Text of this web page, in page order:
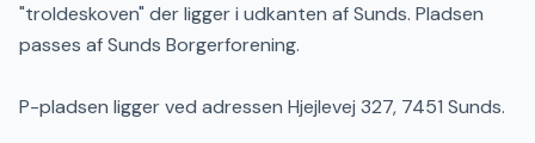
"troldeskoven" der ligger i udkanten af Sunds. Pladsen
passes af Sunds Borgerforening.
P-pladsen ligger ved adressen Hjejlevej 327, 7451 Sunds.